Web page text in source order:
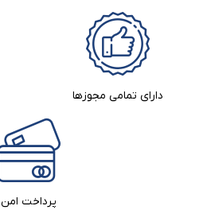
دارای تمامی مجوزها
پرداخت امن